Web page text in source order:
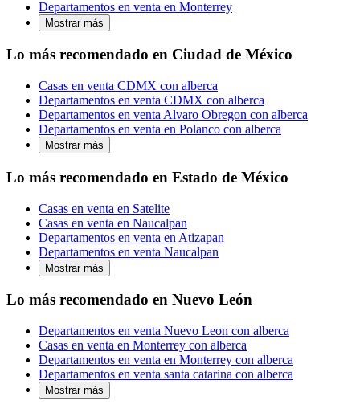
Departamentos en venta en Monterrey
Mostrar más
Lo más recomendado en Ciudad de México
Casas en venta CDMX con alberca
Departamentos en venta CDMX con alberca
Departamentos en venta Alvaro Obregon con alberca
Departamentos en venta en Polanco con alberca
Mostrar más
Lo más recomendado en Estado de México
Casas en venta en Satelite
Casas en venta en Naucalpan
Departamentos en venta en Atizapan
Departamentos en venta Naucalpan
Mostrar más
Lo más recomendado en Nuevo León
Departamentos en venta Nuevo Leon con alberca
Casas en venta en Monterrey con alberca
Departamentos en venta en Monterrey con alberca
Departamentos en venta santa catarina con alberca
Mostrar más